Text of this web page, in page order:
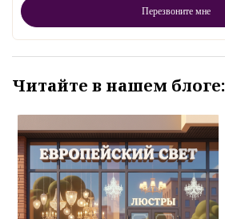
Читайте в нашем блоге: